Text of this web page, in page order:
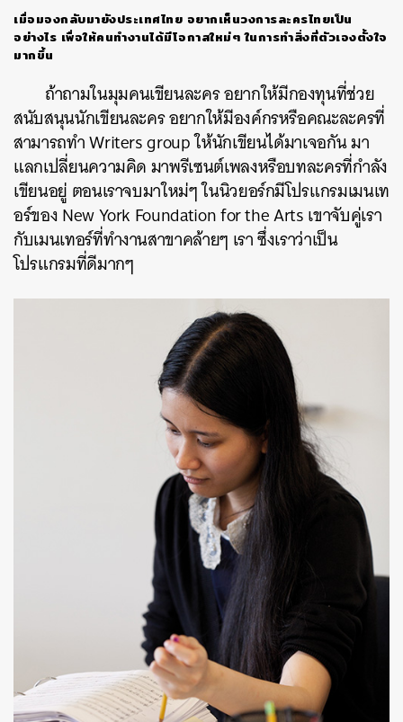
เมื่อมองกลับมายังประเทศไทย อยากเห็นวงการละครไทยเป็น
อย่างไร เพื่อให้คนทำงานได้มีโอกาสใหม่ๆ ในการทำสิ่งที่ตัวเองตั้งใจ
มากขึ้น
ถ้าถามในมุมคนเขียนละคร อยากให้มีกองทุนที่ช่วย
สนับสนุนนักเขียนละคร อยากให้มีองค์กรหรือคณะละครที่
สามารถทำ Writers group ให้นักเขียนได้มาเจอกัน มา
แลกเปลี่ยนความคิด มาพรีเซนต์เพลงหรือบทละครที่กำลัง
เขียนอยู่ ตอนเราจบมาใหม่ๆ ในนิวยอร์กมีโปรแกรมเมนเท
อร์ของ New York Foundation for the Arts เขาจับคู่เรา
กับเมนเทอร์ที่ทำงานสาขาคล้ายๆ เรา ซึ่งเราว่าเป็น
โปรแกรมที่ดีมากๆ